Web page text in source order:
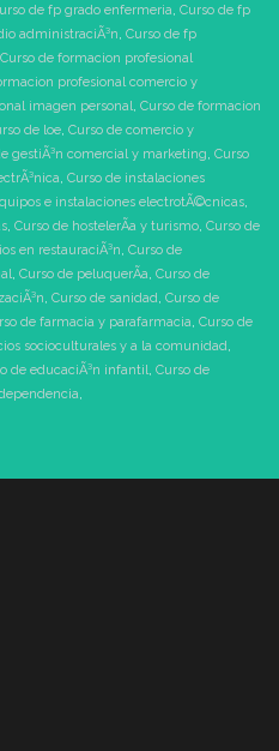
de fp grado enfermeria, Curso de fp
administraciÃ³n, Curso de fp
Curso de formacion profesional
profesional comercio y
imagen personal, Curso de formacion
de loe, Curso de comercio y
gestiÃ³n comercial y marketing, Curso
, Curso de instalaciones
e instalaciones electrotÃ©cnicas,
, Curso de hostelerÃ­a y turismo, Curso de
en restauraciÃ³n, Curso de
, Curso de peluquerÃ­a, Curso de
, Curso de sanidad, Curso de
de farmacia y parafarmacia, Curso de
socioculturales y a la comunidad,
de educaciÃ³n infantil, Curso de
,